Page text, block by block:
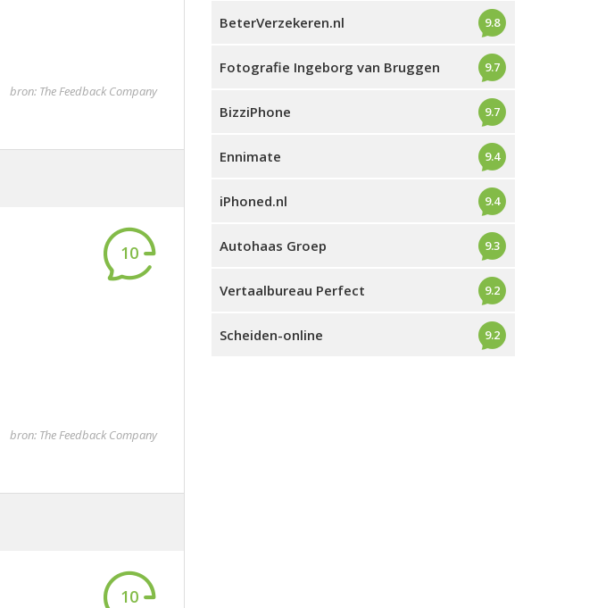
bron: The Feedback Company
10
bron: The Feedback Company
10
BeterVerzekeren.nl 9.8
Fotografie Ingeborg van Bruggen 9.7
BizziPhone 9.7
Ennimate 9.4
iPhoned.nl 9.4
Autohaas Groep 9.3
Vertaalbureau Perfect 9.2
Scheiden-online 9.2